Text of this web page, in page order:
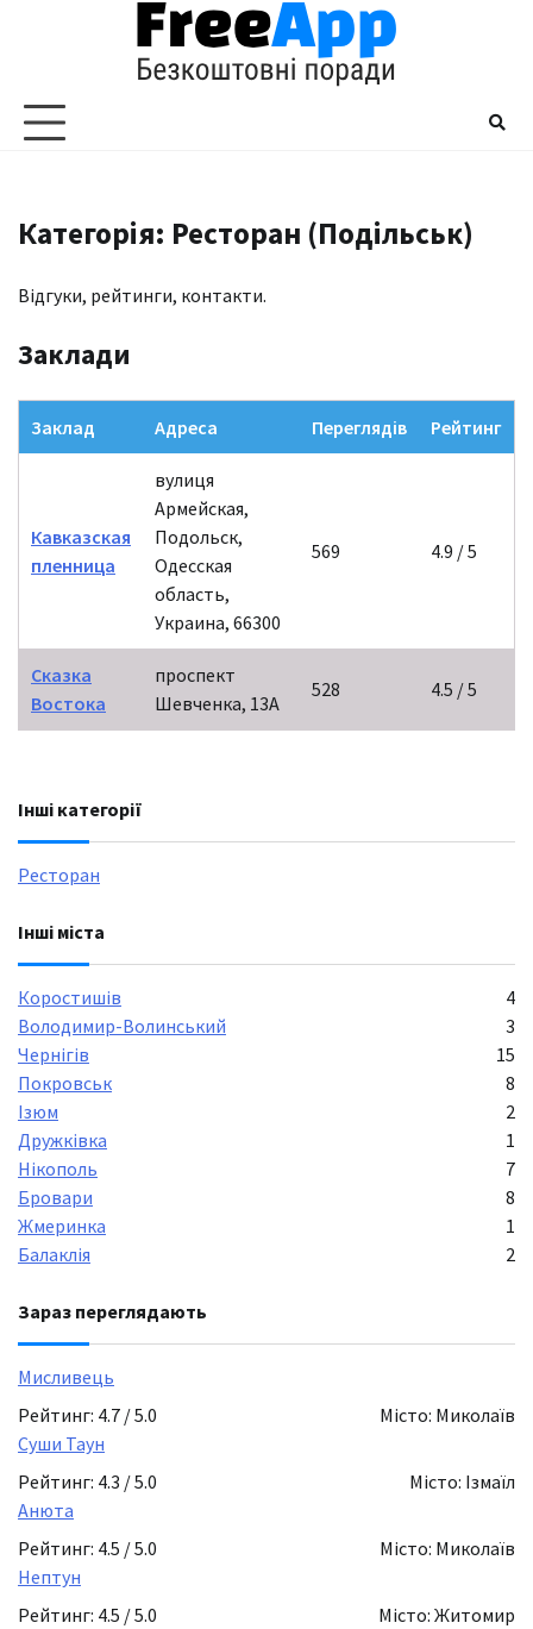
Категорія: Ресторан (Подільськ)
Відгуки, рейтинги, контакти.
Заклади
Заклад Адреса Переглядів Рейтинг
Кавказская
пленница
вулиця
Армейская,
Подольск,
Одесская
область,
Украина, 66300
569 4.9 / 5
Сказка
Востока
проспект
Шевченка, 13А
528 4.5 / 5
Інші категорії
Ресторан
Інші міста
Коростишів
4
Володимир-Волинський
3
Чернігів
15
Покровськ
8
Ізюм
2
Дружківка
1
Нікополь
7
Бровари
8
Жмеринка
1
Балаклія
2
Зараз переглядають
Мисливець
Рейтинг: 4.7 / 5.0
Місто: Миколаїв
Суши Таун
Рейтинг: 4.3 / 5.0
Місто: Ізмаїл
Анюта
Рейтинг: 4.5 / 5.0
Місто: Миколаїв
Нептун
Рейтинг: 4.5 / 5.0
Місто: Житомир